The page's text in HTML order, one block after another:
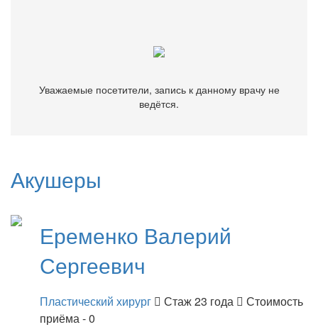
Уважаемые посетители, запись к данному врачу не
ведётся.
Акушеры
Еременко Валерий
Сергеевич
Пластический хирург Стаж 23 года
Стоимость
приёма - 0